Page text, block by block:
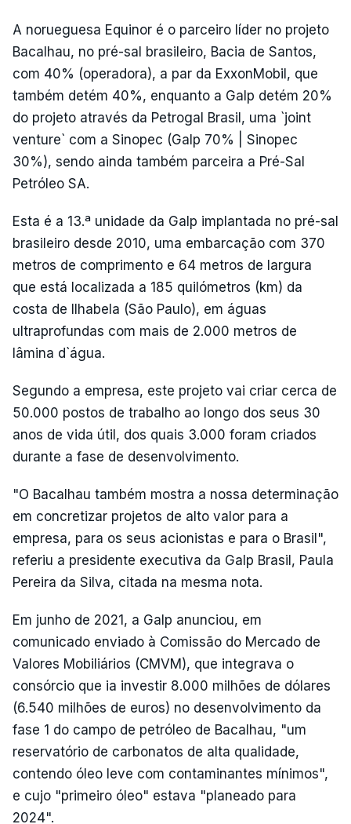
A norueguesa Equinor é o parceiro líder no projeto
Bacalhau, no pré-sal brasileiro, Bacia de Santos,
com 40% (operadora), a par da ExxonMobil, que
também detém 40%, enquanto a Galp detém 20%
do projeto através da Petrogal Brasil, uma `joint
venture` com a Sinopec (Galp 70% | Sinopec
30%), sendo ainda também parceira a Pré-Sal
Petróleo SA.
Esta é a 13.ª unidade da Galp implantada no pré-sal
brasileiro desde 2010, uma embarcação com 370
metros de comprimento e 64 metros de largura
que está localizada a 185 quilómetros (km) da
costa de Ilhabela (São Paulo), em águas
ultraprofundas com mais de 2.000 metros de
lâmina d`água.
Segundo a empresa, este projeto vai criar cerca de
50.000 postos de trabalho ao longo dos seus 30
anos de vida útil, dos quais 3.000 foram criados
durante a fase de desenvolvimento.
"O Bacalhau também mostra a nossa determinação
em concretizar projetos de alto valor para a
empresa, para os seus acionistas e para o Brasil",
referiu a presidente executiva da Galp Brasil, Paula
Pereira da Silva, citada na mesma nota.
Em junho de 2021, a Galp anunciou, em
comunicado enviado à Comissão do Mercado de
Valores Mobiliários (CMVM), que integrava o
consórcio que ia investir 8.000 milhões de dólares
(6.540 milhões de euros) no desenvolvimento da
fase 1 do campo de petróleo de Bacalhau, "um
reservatório de carbonatos de alta qualidade,
contendo óleo leve com contaminantes mínimos",
e cujo "primeiro óleo" estava "planeado para
2024".